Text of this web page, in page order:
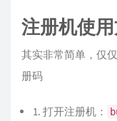
注册机使
其实非常简单，仅
册码
打开注册机：